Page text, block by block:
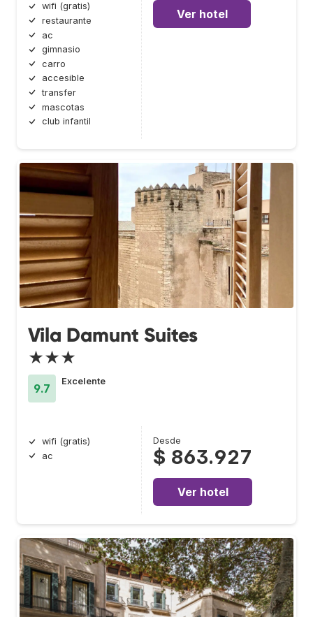
wifi (gratis)
restaurante
ac
gimnasio
carro
accesible
transfer
mascotas
club infantil
Ver hotel
Vila Damunt Suites
★★★
9.7
Excelente
wifi (gratis)
ac
Desde
$ 863.927
Ver hotel